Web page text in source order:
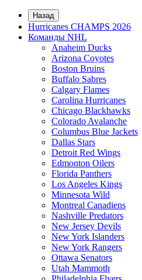
Назад
Hurricanes CHAMPS 2026
Команды NHL
Anaheim Ducks
Arizona Coyotes
Boston Bruins
Buffalo Sabres
Calgary Flames
Carolina Hurricanes
Chicago Blackhawks
Colorado Avalanche
Columbus Blue Jackets
Dallas Stars
Detroit Red Wings
Edmonton Oilers
Florida Panthers
Los Angeles Kings
Minnesota Wild
Montreal Canadiens
Nashville Predators
New Jersey Devils
New York Islanders
New York Rangers
Ottawa Senators
Utah Mammoth